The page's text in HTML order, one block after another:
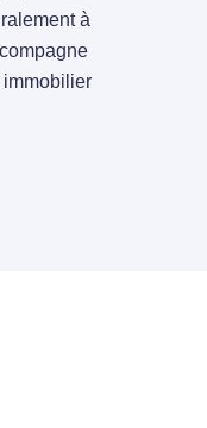
à
immobilier